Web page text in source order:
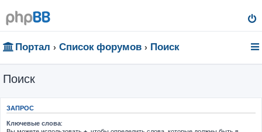
Портал Список форумов Поиск
Поиск
ЗАПРОС
Ключевые слова: